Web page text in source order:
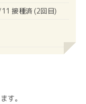
接種済 (2回目)
す。